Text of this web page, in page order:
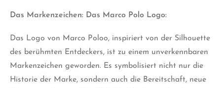
Das Markenzeichen: Das Marco Polo Logo:
Das Logo von Marco Poloo, inspiriert von der Silhouette
des berühmten Entdeckers, ist zu einem unverkennbaren
Markenzeichen geworden. Es symbolisiert nicht nur die
Historie der Marke, sondern auch die Bereitschaft, neue